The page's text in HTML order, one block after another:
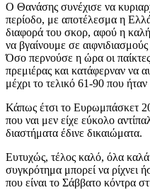
Ο Θανάσης συνέχισε να
περίοδο, με αποτέλεσμα η
διαφορά του σκορ, αφού η καλή
να βγαίνουμε σε
Όσο περνούσε η ώρα οι
πρεμιέρας και κατάφερναν να
μέχρι το τελικό 61-90 που ήταν
Κάπως έτσι το Ευρωμπάσκετ
που ναι μεν είχε εύκολο
διαστήματα έδινε δικαιώματα.
Ευτυχώς, τέλος καλό, όλα καλά
συγκρότημα μπορεί να ρίχνει
που είναι το Σάββατο κόντρα